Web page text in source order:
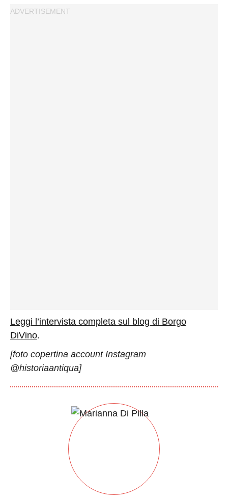
Leggi l’intervista completa sul blog di Borgo
DiVino.
[foto copertina account Instagram
@historiaantiqua]